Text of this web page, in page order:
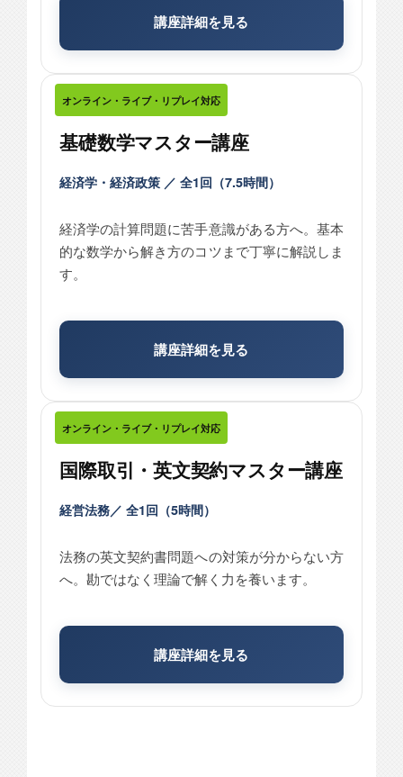
講座詳細を見る
オンライン・ライブ・リプレイ対応
基礎数学マスター講座
経済学・経済政策 ／ 全1回（7.5時間）
経済学の計算問題に苦手意識がある方へ。基本
的な数学から解き方のコツまで丁寧に解説しま
す。
講座詳細を見る
オンライン・ライブ・リプレイ対応
国際取引・英文契約マスター講座
経営法務／ 全1回（5時間）
法務の英文契約書問題への対策が分からない方
へ。勘ではなく理論で解く力を養います。
講座詳細を見る